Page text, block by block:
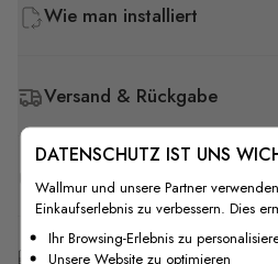
Wie man installiert
Versand & Rückgabe
F.A.Q
Kostenlose Anpassung
DATENSCHUTZ IST UNS
Wallmur und unsere Partner
Einkaufserlebnis zu verbessern. Dies
Ihr Browsing-Erlebnis zu
Unsere Website zu optimieren